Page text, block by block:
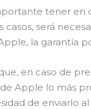
tener en
casos, será
la garantía
en caso de
Apple lo más
de enviarlo